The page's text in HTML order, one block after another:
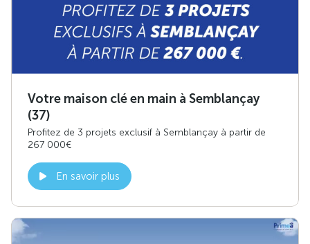
Votre maison clé en main à Semblançay
(37)
Profitez de 3 projets exclusif à Semblançay à partir de
267 000€
En savoir plus